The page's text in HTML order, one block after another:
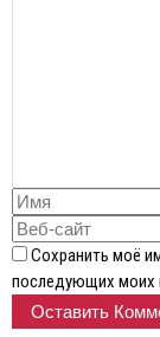
Сохранить моё
последующих моих